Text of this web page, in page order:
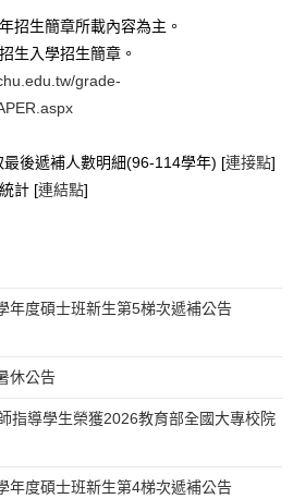
招生簡章所載內容為主。
生入學招生簡章。
grade-
後遞補人數明細(96-114學年) [連接點]
計 [連結點]
年度碩士班新生第5梯次遞補公告
休公告
指導學生榮獲2026教育部全國大專校院
年度碩士班新生第4梯次遞補公告